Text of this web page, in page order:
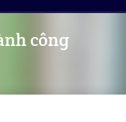
công